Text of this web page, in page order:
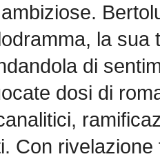
la sua
di
dosi di
Con rivelazione